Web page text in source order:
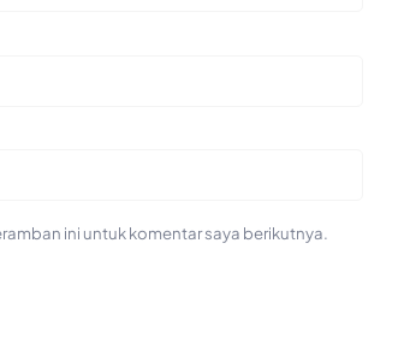
ini untuk komentar saya berikutnya.